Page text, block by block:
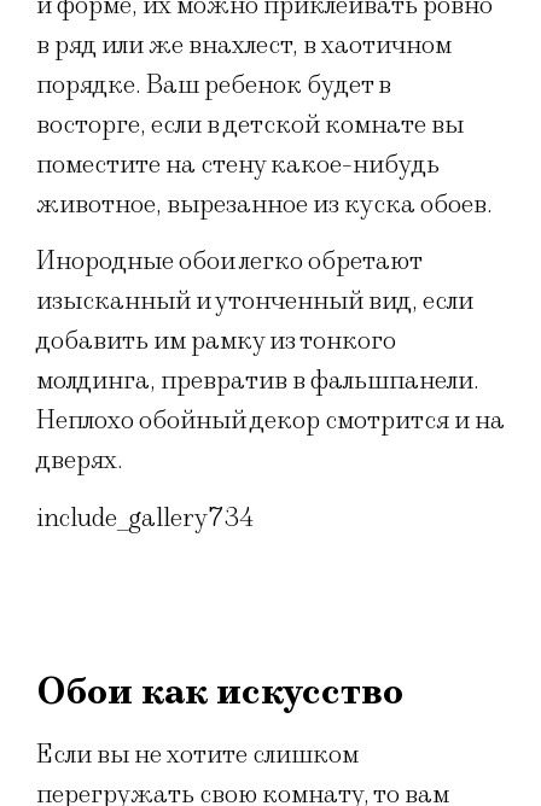
в ряд или же внахлест, в хаотичном
порядке. Ваш ребенок будет в
восторге, если в детской комнате вы
поместите на стену какое-нибудь
животное, вырезанное из куска обоев.
Инородные обои легко обретают
изысканный и утонченный вид, если
добавить им рамку из тонкого
молдинга, превратив в фальшпанели.
Неплохо обойный декор смотрится и на
дверях.
include_gallery734
Обои как искусство
Если вы не хотите слишком
перегружать свою комнату, то вам